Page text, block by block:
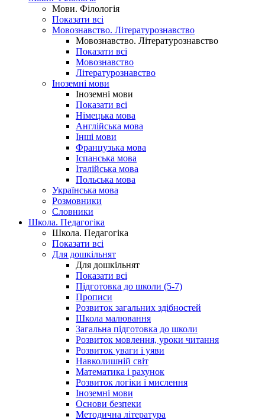
Мови. Філологія
Показати всі
Мовознавство. Літературознавство
Мовознавство. Літературознавство
Показати всі
Мовознавство
Літературознавство
Іноземні мови
Іноземні мови
Показати всі
Німецька мова
Англійська мова
Інші мови
Французька мова
Іспанська мова
Італійська мова
Польська мова
Українська мова
Розмовники
Словники
Школа. Педагогіка
Школа. Педагогіка
Показати всі
Для дошкільнят
Для дошкільнят
Показати всі
Підготовка до школи (5-7)
Прописи
Розвиток загальних здібностей
Школа малювання
Загальна підготовка до школи
Розвиток мовлення, уроки читання
Розвиток уваги і уяви
Навколишній світ
Математика і рахунок
Розвиток логіки і мислення
Іноземні мови
Основи безпеки
Методична література